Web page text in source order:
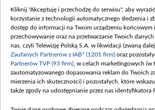
Kliknij "Akceptuję i przechodzę do serwisu", aby
korzystanie z technologii automatycznego śledzenia i
dostęp do informacji na Twoim urządzeniu końcowym
przechowywanie oraz na przetwarzanie Twoich
nas, czyli Telewizję Polską S.A. w likwidacji (zwaną dalej
Zaufanych Partnerów z IAB* (1201 firm) oraz
Partnerów TVP (93 firm) , w celach marketingowych (w
zautomatyzowanego dopasowania reklam do Twoich
mierzenia ich skuteczności) i pozostałych, które
także zgody na udostępnianie przez nas identyfikatora